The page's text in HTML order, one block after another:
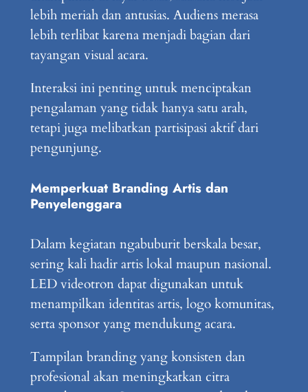
lebih meriah dan antusias. Audiens merasa
lebih terlibat karena menjadi bagian dari
tayangan visual acara.
Interaksi ini penting untuk menciptakan
pengalaman yang tidak hanya satu arah,
tetapi juga melibatkan partisipasi aktif dari
pengunjung.
Memperkuat Branding Artis dan
Penyelenggara
Dalam kegiatan ngabuburit berskala besar,
sering kali hadir artis lokal maupun nasional.
LED videotron dapat digunakan untuk
menampilkan identitas artis, logo komunitas,
serta sponsor yang mendukung acara.
Tampilan branding yang konsisten dan
profesional akan meningkatkan citra